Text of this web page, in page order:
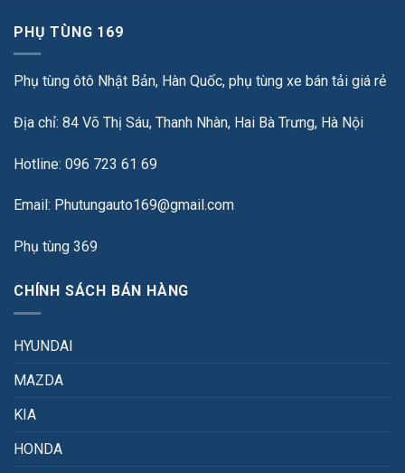
PHỤ TÙNG 169
Phụ tùng ôtô Nhật Bản, Hàn Quốc, phụ tùng xe bán tải giá rẻ
Địa chỉ: 84 Võ Thị Sáu, Thanh Nhàn, Hai Bà Trưng, Hà Nội
Hotline: 096 723 61 69
Email: Phutungauto169@gmail.com
Phụ tùng 369
CHÍNH SÁCH BÁN HÀNG
HYUNDAI
MAZDA
KIA
HONDA